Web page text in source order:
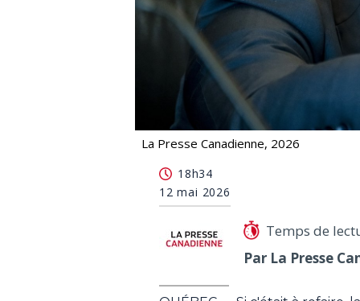
La Presse Canadienne, 2026
18h34
12 mai 2026
Temps de
Par La Presse